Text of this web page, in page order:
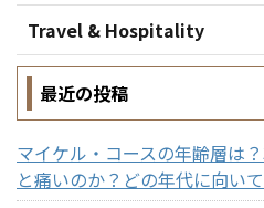
Travel & Hospitality
最近の投稿
マイケル・コースの年齢層は
と痛いのか？どの年代に向い